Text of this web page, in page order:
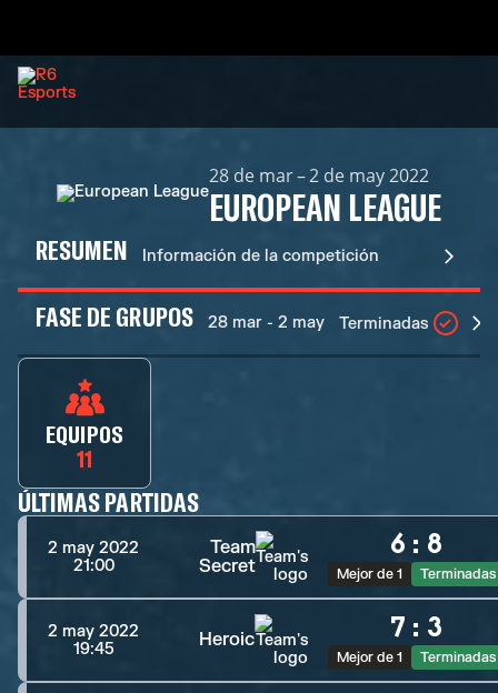
28 de mar – 2 de may 2022
EUROPEAN LEAGUE
RESUMEN Información de la competición
FASE DE GRUPOS 28 mar - 2 may Terminadas
EQUIPOS
11
ÚLTIMAS PARTIDAS
2 may 2022
21:00
Team
Secret
6 : 8
Mejor de 1 Terminadas
2 may 2022
19:45
Heroic 7 : 3
Mejor de 1 Terminadas